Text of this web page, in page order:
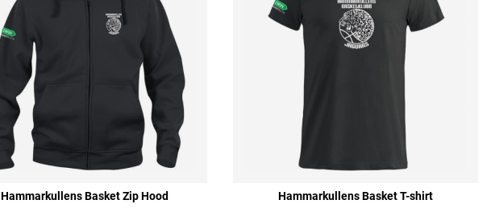
Hammarkullens Basket Zip Hood Hammarkullens Basket T-shirt